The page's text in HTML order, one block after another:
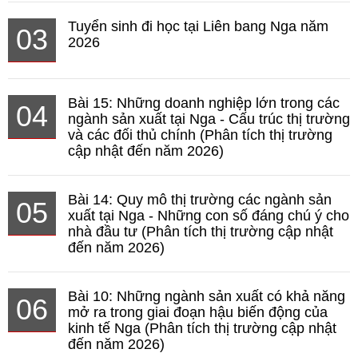
03
Tuyển sinh đi học tại Liên bang Nga năm
2026
04
Bài 15: Những doanh nghiệp lớn trong các
ngành sản xuất tại Nga - Cấu trúc thị trường
và các đối thủ chính (Phân tích thị trường
cập nhật đến năm 2026)
05
Bài 14: Quy mô thị trường các ngành sản
xuất tại Nga - Những con số đáng chú ý cho
nhà đầu tư (Phân tích thị trường cập nhật
đến năm 2026)
06
Bài 10: Những ngành sản xuất có khả năng
mở ra trong giai đoạn hậu biến động của
kinh tế Nga (Phân tích thị trường cập nhật
đến năm 2026)